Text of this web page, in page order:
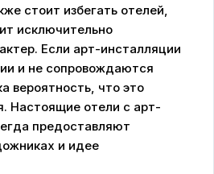
стоит избегать отелей,
исключительно
Если арт-инсталляции
и не сопровождаются
вероятность, что это
Настоящие отели с арт-
предоставляют
и идее